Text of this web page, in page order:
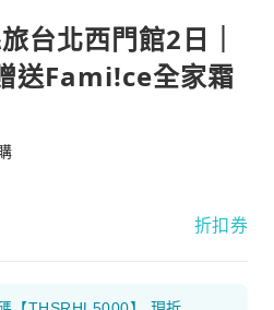
台北西門館2日｜
送Fami!ce全家霜
折扣券